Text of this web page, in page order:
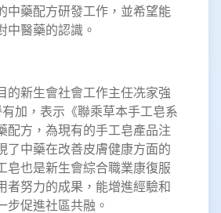
中藥配方研發工作，並希望能
中醫藥的認識。
的新生會社會工作主任冼家強
加，表示《聯乘草本手工皂系
配方，為現有的手工皂產品注
了中藥在改善皮膚健康方面的
皂也是新生會綜合職業康復服
者努力的成果，能增進經驗和
步促進社區共融。